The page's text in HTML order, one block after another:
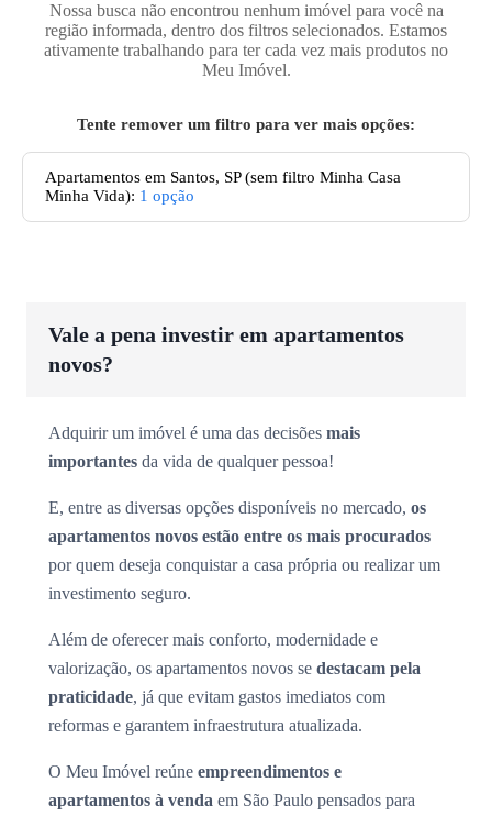
Nossa busca não encontrou nenhum imóvel para você na
região informada, dentro dos filtros selecionados. Estamos
ativamente trabalhando para ter cada vez mais produtos no
Meu Imóvel.
Tente remover um filtro para ver mais opções:
Apartamentos em Santos, SP(sem filtro Minha Casa
Minha Vida): 1 opção
Vale a pena investir em apartamentos
novos?
Adquirir um imóvel é uma das decisões mais
importantes da vida de qualquer pessoa!
E, entre as diversas opções disponíveis no mercado, os
apartamentos novos estão entre os mais procurados
por quem deseja conquistar a casa própria ou realizar um
investimento seguro.
Além de oferecer mais conforto, modernidade e
valorização, os apartamentos novos se destacam pela
praticidade, já que evitam gastos imediatos com
reformas e garantem infraestrutura atualizada.
O Meu Imóvel reúne empreendimentos e
apartamentos à venda em São Paulo pensados para